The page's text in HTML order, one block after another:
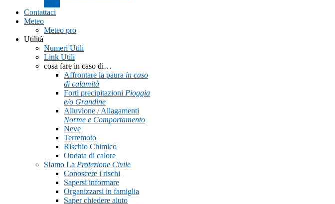
2015
Contattaci
Meteo
Meteo pro
Utilità
Numeri Utili
Link Utili
cosa fare in caso di…
Affrontare la paura in caso
di calamità
Forti precipitazioni Pioggia
e/o Grandine
Alluvione / Allagamenti
Norme e Comportamento
Neve
Terremoto
Rischio Chimico
Ondata di calore
SIamo La Protezione Civile
Conoscere i rischi
Sapersi informare
Organizzarsi in famiglia
Saper chiedere aiuto